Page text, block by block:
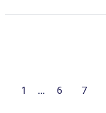
1 ... 6 7